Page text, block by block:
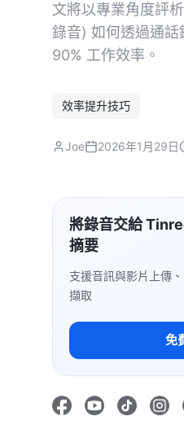
文將以專業角度評
錄音) 如何透過通
90% 工作效率。
效率提升技巧
Joe 2026年1月29日
將錄音交給
摘要
支援音訊與影片上傳
擷取
免